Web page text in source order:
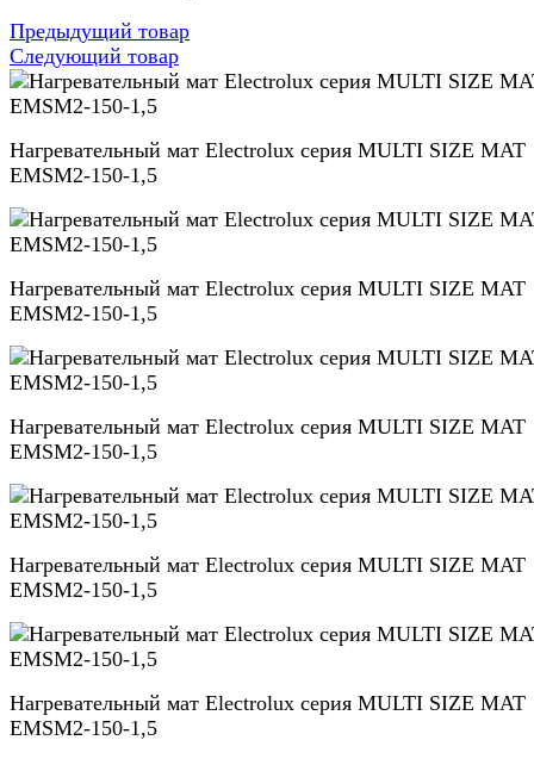
Предыдущий товар
Следующий товар
Нагревательный мат Electrolux серия MULTI SIZE MAT
EMSM2-150-1,5
Нагревательный мат Electrolux серия MULTI SIZE MAT
EMSM2-150-1,5
Нагревательный мат Electrolux серия MULTI SIZE MAT
EMSM2-150-1,5
Нагревательный мат Electrolux серия MULTI SIZE MAT
EMSM2-150-1,5
Нагревательный мат Electrolux серия MULTI SIZE MAT
EMSM2-150-1,5